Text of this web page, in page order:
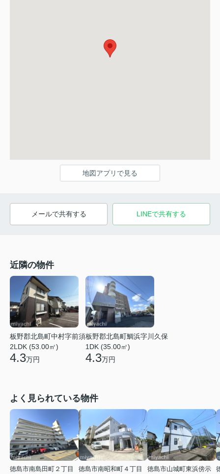
地図アプリで見る
メールで共有する LINEで共有する
近隣の物件
板野郡北島町中村字前須
2LDK (53.00㎡)
4.3万円
板野郡北島町鯛浜字川久保
1DK (35.00㎡)
4.3万円
よく見られている物件
徳島市南島田町２丁目
徳島市南昭和町４丁目
徳島市山城町東浜傍示